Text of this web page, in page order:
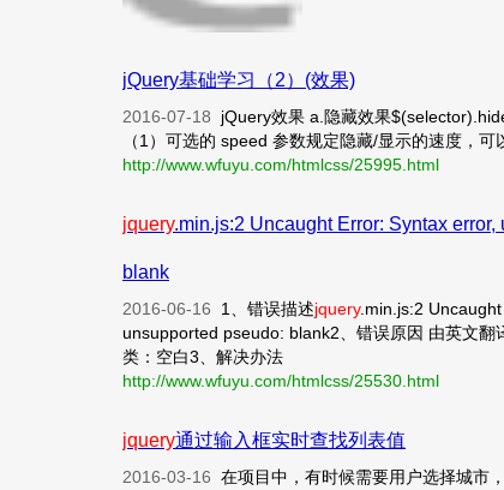
jQuery基础学习（2）(效果)
2016-07-18 jQuery效果 a.隐藏效果
（1）可选的 speed 参数规定隐藏/显示的速度，
http://www.wfuyu.com/htmlcss/25995.html
jquery.min.js:2 Uncaught Error: Syntax
blank
2016-06-16 1、错误描述jquery.min.js:2
unsupported pseudo: blank2、错误原因 由英文
类：空白3、解决办法
http://www.wfuyu.com/htmlcss/25530.html
jquery通过输入框实时查找列表值
2016-03-16 在项目中，有时候需要用户选择城市